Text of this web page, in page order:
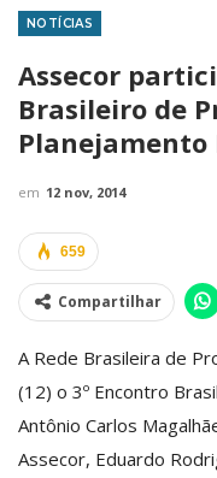
NOTÍCIAS
Assecor
Brasileiro de
Planejamento
em 12 nov, 2014
659
Compartilhar
A Rede Brasileira de
(12) o 3º Encontro
Antônio Carlos
Assecor, Eduardo